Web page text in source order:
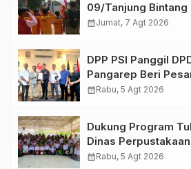
09/Tanjung Bintang
Kibarkan Bendera,
calendar_monthJumat, 7 Agt 2026
DPP PSI Panggil
Pangarep Beri
Struktur Hingga TPS
calendar_monthRabu, 5 Agt 2026
Dukung Program
Dinas
Ponpes Darul
calendar_monthRabu, 5 Agt 2026